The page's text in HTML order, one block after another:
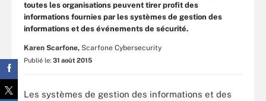
toutes les organisations peuvent tirer profit des
informations fournies par les systèmes de gestion des
informations et des événements de sécurité.
Karen Scarfone, Scarfone Cybersecurity
Publié le: 31 août 2015
Les systèmes de gestion des informations et des